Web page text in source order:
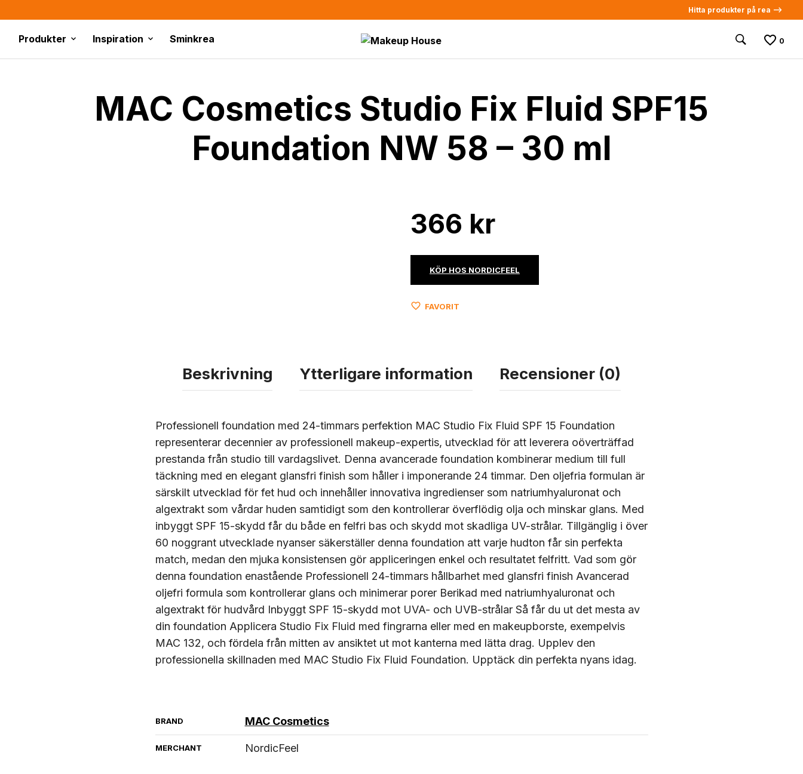
Hitta produkter på rea -->
Produkter Inspiration Sminkrea 0
MAC Cosmetics Studio Fix Fluid SPF15
Foundation NW 58 – 30 ml
366 kr
KÖP HOS NORDICFEEL
FAVORIT
Beskrivning Ytterligare information Recensioner (0)
Professionell foundation med 24-timmars perfektion MAC Studio Fix Fluid SPF 15 Foundation
representerar decennier av professionell makeup-expertis, utvecklad för att leverera oöverträffad
prestanda från studio till vardagslivet. Denna avancerade foundation kombinerar medium till full
täckning med en elegant glansfri finish som håller i imponerande 24 timmar. Den oljefria formulan är
särskilt utvecklad för fet hud och innehåller innovativa ingredienser som natriumhyaluronat och
algextrakt som vårdar huden samtidigt som den kontrollerar överflödig olja och minskar glans. Med
inbyggt SPF 15-skydd får du både en felfri bas och skydd mot skadliga UV-strålar. Tillgänglig i över
60 noggrant utvecklade nyanser säkerställer denna foundation att varje hudton får sin perfekta
match, medan den mjuka konsistensen gör appliceringen enkel och resultatet felfritt. Vad som gör
denna foundation enastående Professionell 24-timmars hållbarhet med glansfri finish Avancerad
oljefri formula som kontrollerar glans och minimerar porer Berikad med natriumhyaluronat och
algextrakt för hudvård Inbyggt SPF 15-skydd mot UVA- och UVB-strålar Så får du ut det mesta av
din foundation Applicera Studio Fix Fluid med fingrarna eller med en makeupborste, exempelvis
MAC 132, och fördela från mitten av ansiktet ut mot kanterna med lätta drag. Upplev den
professionella skillnaden med MAC Studio Fix Fluid Foundation. Upptäck din perfekta nyans idag.
BRAND MAC Cosmetics
MERCHANT NordicFeel